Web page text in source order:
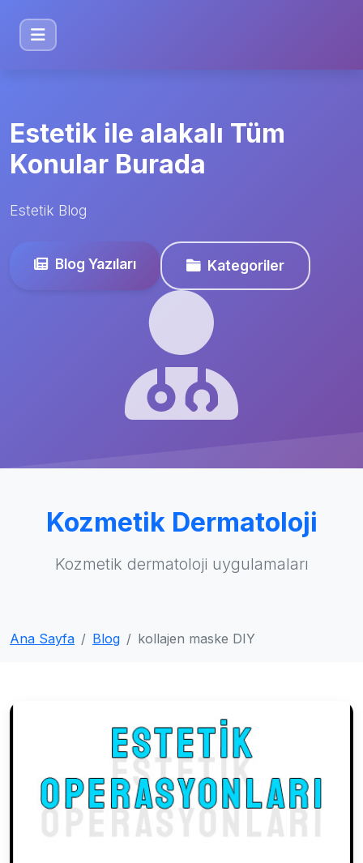
Estetik ile alakalı Tüm
Konular Burada
Estetik Blog
Blog Yazıları Kategoriler
Kozmetik Dermatoloji
Kozmetik dermatoloji uygulamaları
Ana Sayfa Blog kollajen maske DIY